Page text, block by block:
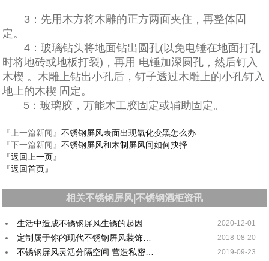
3：先用木方将木雕的正方两面夹住，再整体固
定。
4：玻璃钻头将地面钻出圆孔(以免电锤在地面打孔
时将地砖或地板打裂)，再用 电锤加深圆孔，然后钉入
木楔 。木雕上钻出小孔后，钉子透过木雕上的小孔钉入
地上的木楔 固定。
5：玻璃胶，万能木工胶固定或辅助固定。
『上一篇新闻』不锈钢屏风表面出现氧化变黑怎么办
『下一篇新闻』不锈钢屏风和木制屏风间如何抉择
『返回上一页』
『返回首页』
相关不锈钢屏风|不锈钢酒柜资讯
生活中造成不锈钢屏风生锈的起因… 2020-12-01
定制属于你的现代不锈钢屏风装饰… 2018-08-20
不锈钢屏风灵活分隔空间 营造私密… 2019-09-23